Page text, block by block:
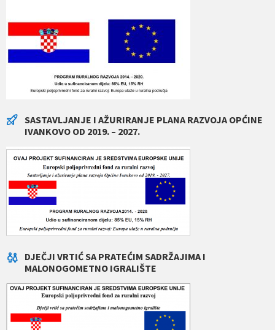
SASTAVLJANJE I AŽURIRANJE PLANA RAZVOJA OPĆINE
IVANKOVO OD 2019. – 2027.
DJEČJI VRTIĆ SA PRATEĆIM SADRŽAJIMA I
MALONOGOMETNO IGRALIŠTE